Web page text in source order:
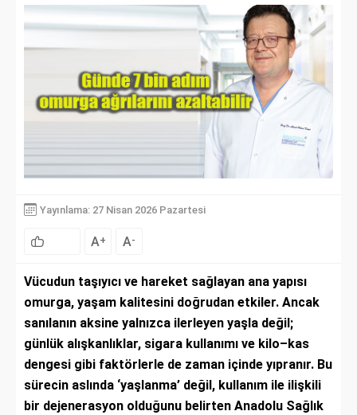
Yayınlama: 27 Nisan 2026 Pazartesi
A+ A-
Vücudun taşıyıcı ve hareket sağlayan ana yapısı
omurga, yaşam kalitesini doğrudan etkiler. Ancak
sanılanın aksine yalnızca ilerleyen yaşla değil;
günlük alışkanlıklar, sigara kullanımı ve kilo–kas
dengesi gibi faktörlerle de zaman içinde yıpranır. Bu
sürecin aslında ‘yaşlanma’ değil, kullanım ile ilişkili
bir dejenerasyon olduğunu belirten Anadolu Sağlık